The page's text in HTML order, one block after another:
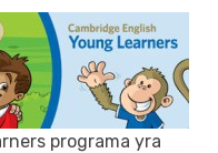
programa yra